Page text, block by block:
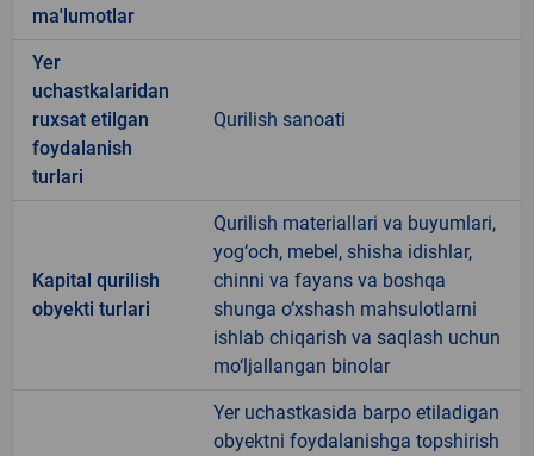
ma'lumotlar
Yer
uchastkalaridan
ruxsat etilgan
foydalanish
turlari
Qurilish sanoati
Kapital qurilish
obyekti turlari
Qurilish materiallari va buyumlari,
yog‘och, mebel, shisha idishlar,
chinni va fayans va boshqa
shunga o‘xshash mahsulotlarni
ishlab chiqarish va saqlash uchun
mo‘ljallangan binolar
Yer uchastkasida barpo etiladigan
obyektni foydalanishga topshirish